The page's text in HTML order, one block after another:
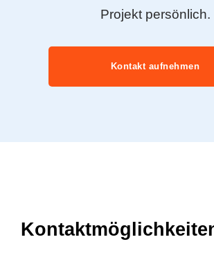
Projekt persönlich.
Kontakt aufnehmen